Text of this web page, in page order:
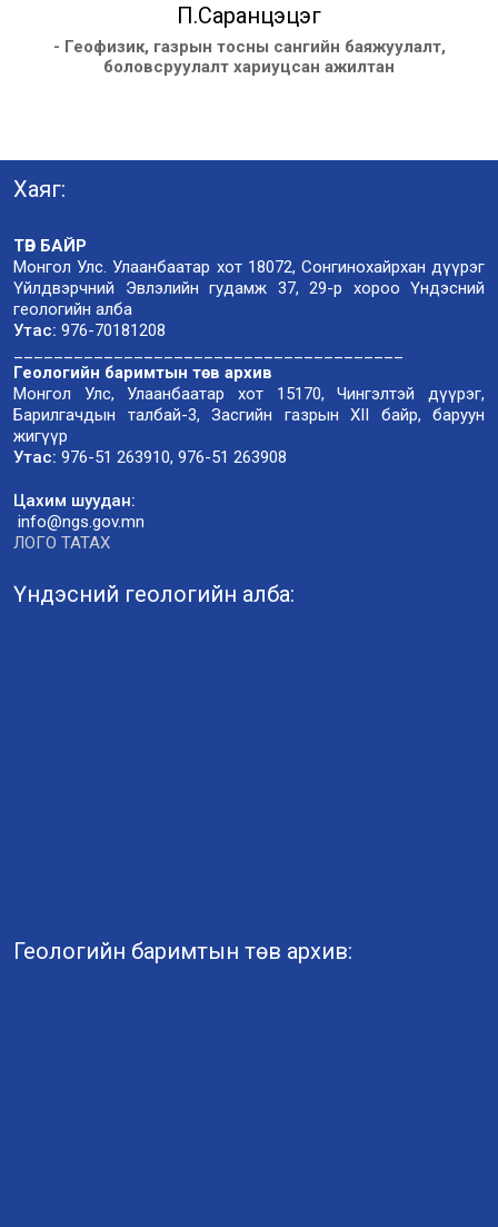
П.Саранцэцэг
- Геофизик, газрын тосны сангийн баяжуулалт,
боловсруулалт хариуцсан ажилтан
Хаяг:
ТӨВ БАЙР
Монгол Улс. Улаанбаатар хот 18072, Сонгинохайрхан дүүрэг
Үйлдвэрчний Эвлэлийн гудамж 37, 29-р хороо Үндэсний
геологийн алба
Утас: 976-70181208
Геологийн баримтын төв архив
Монгол Улс, Улаанбаатар хот 15170, Чингэлтэй дүүрэг,
Барилгачдын талбай-3, Засгийн газрын XII байр, баруун
жигүүр
Утас: 976-51 263910, 976-51 263908
Цахим шуудан:
info@ngs.gov.mn
ЛОГО ТАТАХ
Үндэсний геологийн алба:
Геологийн баримтын төв архив: